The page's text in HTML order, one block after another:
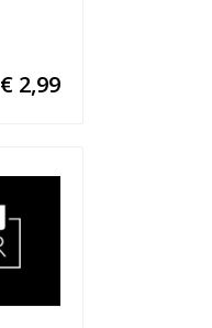
€ 2,99